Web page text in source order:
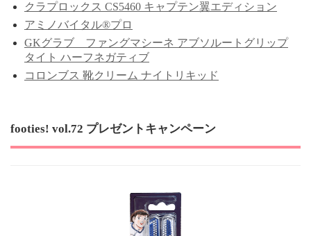
クラプロックス CS5460 キャプテン翼エディション
アミノバイタル®プロ
GKグラブ ファングマシーネ アブソルートグリップ
タイト ハーフネガティブ
コロンブス 靴クリーム ナイトリキッド
footies! vol.72 プレゼントキャンペーン